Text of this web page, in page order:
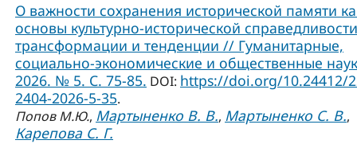
О важности сохранения исторической памяти
основы культурно-исторической
трансформации и тенденции // Гуманитарные,
социально-экономические и общественные
2026. № 5. С. 75-85. DOI: https://doi.org/10.24412/
2404-2026-5-35.
Попов М.Ю., Мартыненко В. В., Мартыненко С. В.,
Карепова С. Г.